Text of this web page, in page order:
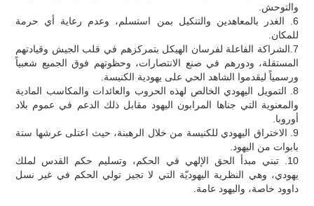
والتوحش.
6. الغدر بالمعاهدين والتنكيل بمن استسلم، وعدم رعاية أي حرمة
للمكان.
7.الشراكة الفاعلة لفرسان الهيكل بتمركزهم في قلب الجيش وقيادتهم
المستقلة، ودورهم في صنع الانتصارات، وحظوتهم فوق الجميع شعبياً
ورسمياً ليقدموا الشاهد الحي على يهودية الكنيسة.
8. التمويل اليهودي الخالص لهذه الحروب والعائدات والمكاسب المادية
والمعنوية التي جناها المرابون اليهود مقابل ذلك الدعم في عموم بلاد
أوروبا.
9. الاختراق اليهودي للكنيسة من خلال الرهبنة، حيث اعتلى عرشها ستة
بابوات من اليهود.
10. تبني مبدأ الحق الإلهي في الحكم، وتسليم حكم القدس لملك
يهودي، وهي النظرية اليهوديّة التي لا تجيز تولي الحكم في غير نسل
داوود خاصة، واليهود عامة.